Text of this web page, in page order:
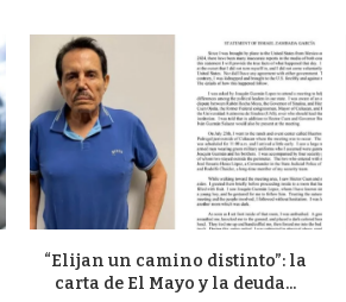
“Elijan un camino distinto”: la
carta de El Mayo y la deuda...